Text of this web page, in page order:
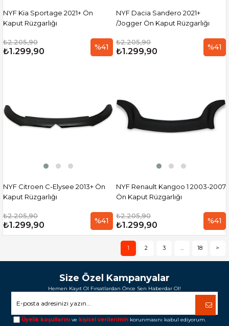
NYF Kia Sportage 2021+ Ön
Kaput Rüzgarlığı
₺2.205,90
₺1.299,90 %41
NYF Dacia Sandero 2021+
/Jogger Ön Kaput Rüzgarlığı
₺2.205,90
₺1.299,90 %41
NYF Citroen C-Elysee 2013+ Ön
Kaput Rüzgarlığı
₺2.205,90
₺1.299,90 %41
NYF Renault Kangoo 1 2003-2007
Ön Kaput Rüzgarlığı
₺2.205,90
₺1.299,90 %41
1 2 3 ... 18 >
Size Özel Kampanyalar
Hemen Kayıt Ol Fırsatlardan Önce Sen Haberdar Ol!
Üyelik koşullarını ve kişisel verilerimin korunmasını kabul ediyorum.